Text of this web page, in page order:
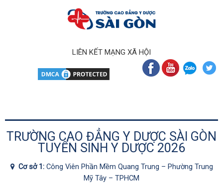
LIÊN KẾT MẠNG XÃ HỘI
TRƯỜNG CAO ĐẲNG Y DƯỢC SÀI GÒN
TUYỂN SINH Y DƯỢC 2026
Cơ sở 1: Công Viên Phần Mềm Quang Trung – Phường Trung
Mỹ Tây – TPHCM